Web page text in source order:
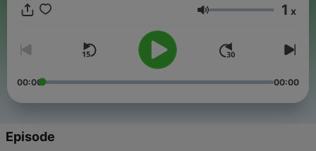
Volume 1 x
00:00 00:00
Episode